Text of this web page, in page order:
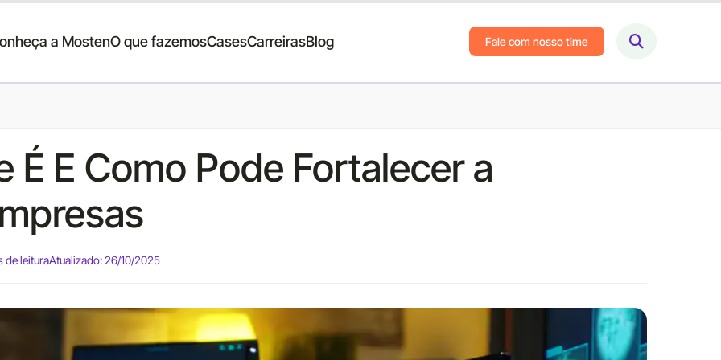
a MostenO que fazemosCasesCarreirasBlog Fale com nosso time
É E Como Pode Fortalecer a
de leituraAtualizado: 26/10/2025